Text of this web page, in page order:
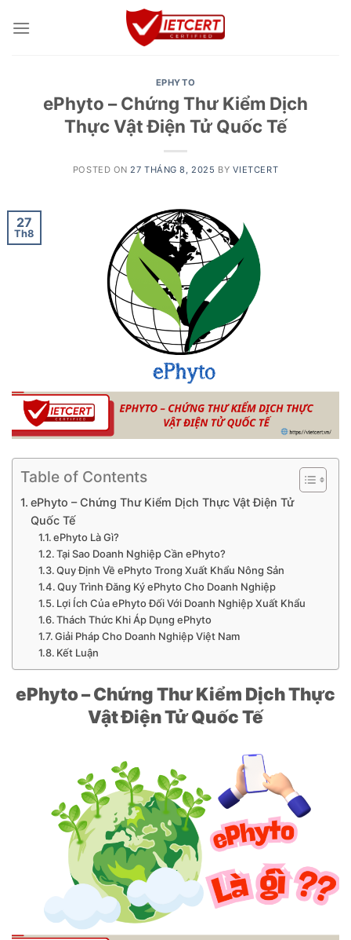
EPHYTO
ePhyto – Chứng Thư Kiểm Dịch
Thực Vật Điện Tử Quốc Tế
POSTED ON 27 THÁNG 8, 2025 BY VIETCERT
27
Th8
Table of Contents
ePhyto – Chứng Thư Kiểm Dịch Thực Vật Điện Tử
Quốc Tế
ePhyto Là Gì?
Tại Sao Doanh Nghiệp Cần ePhyto?
Quy Định Về ePhyto Trong Xuất Khẩu Nông Sản
Quy Trình Đăng Ký ePhyto Cho Doanh Nghiệp
Lợi Ích Của ePhyto Đối Với Doanh Nghiệp Xuất Khẩu
Thách Thức Khi Áp Dụng ePhyto
Giải Pháp Cho Doanh Nghiệp Việt Nam
Kết Luận
ePhyto – Chứng Thư Kiểm Dịch Thực
Vật Điện Tử Quốc Tế